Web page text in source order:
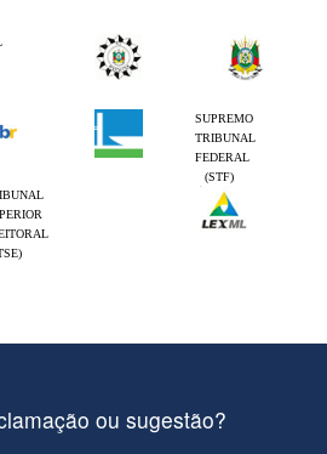
SUPREMO
TRIBUNAL
FEDERAL
(STF)
ou sugestão?